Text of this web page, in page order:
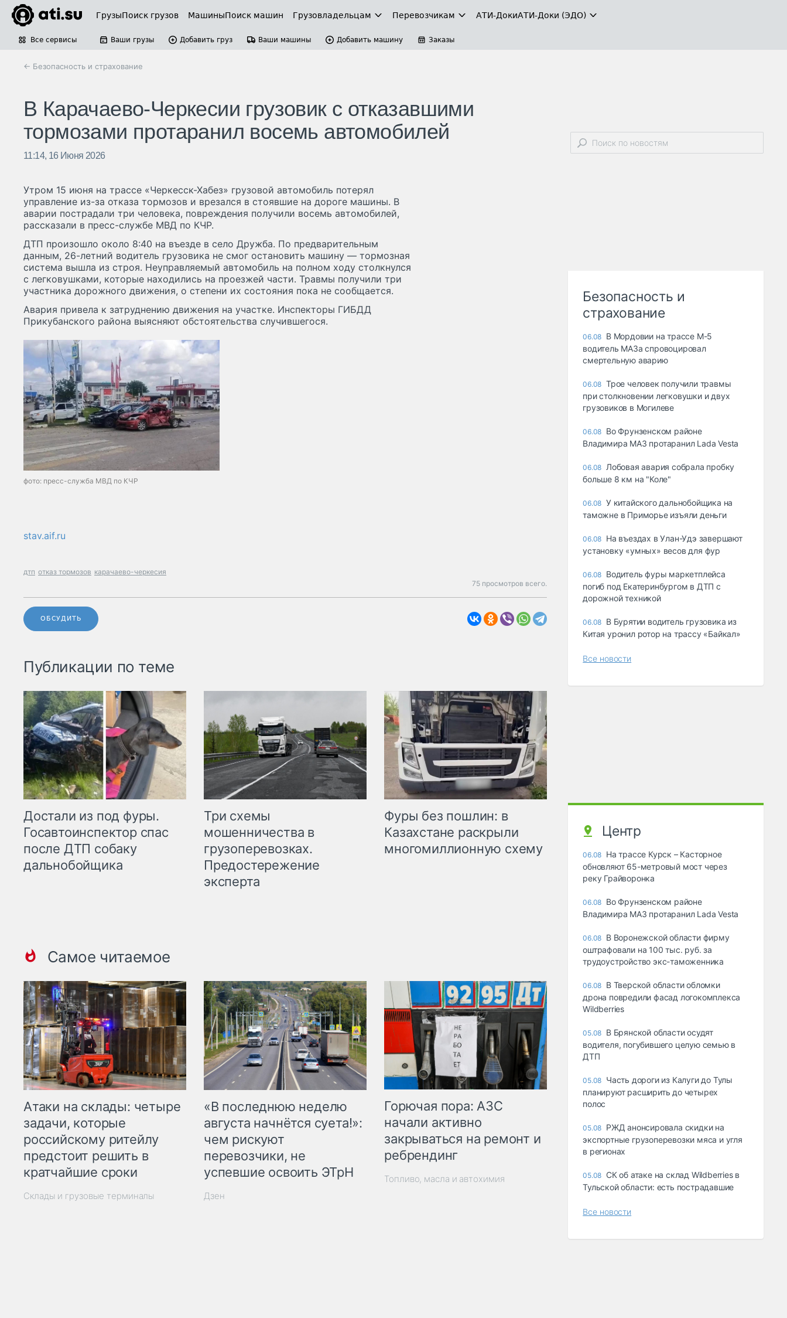
ГрузыПоиск грузов МашиныПоиск машин Грузовладельцам Перевозчикам АТИ-ДокиАТИ-Доки (ЭДО)
Все сервисы Ваши грузы Добавить груз Ваши машины Добавить машину Заказы
← Безопасность и страхование
В Карачаево-Черкесии грузовик с отказавшими
тормозами протаранил восемь автомобилей
11:14, 16 Июня 2026
Утром 15 июня на трассе «Черкесск-Хабез» грузовой автомобиль потерял
управление из-за отказа тормозов и врезался в стоявшие на дороге машины. В
аварии пострадали три человека, повреждения получили восемь автомобилей,
рассказали в пресс-службе МВД по КЧР.
ДТП произошло около 8:40 на въезде в село Дружба. По предварительным
данным, 26-летний водитель грузовика не смог остановить машину — тормозная
система вышла из строя. Неуправляемый автомобиль на полном ходу столкнулся
с легковушками, которые находились на проезжей части. Травмы получили три
участника дорожного движения, о степени их состояния пока не сообщается.
Авария привела к затруднению движения на участке. Инспекторы ГИБДД
Прикубанского района выясняют обстоятельства случившегося.
фото: пресс-служба МВД по КЧР
stav.aif.ru
дтп отказ тормозов карачаево-черкесия
75 просмотров всего.
ОБСУДИТЬ
Публикации по теме
Достали из под фуры.
Госавтоинспектор спас
после ДТП собаку
дальнобойщика
Три схемы
мошенничества в
грузоперевозках.
Предостережение
эксперта
Фуры без пошлин: в
Казахстане раскрыли
многомиллионную схему
Самое читаемое
Атаки на склады: четыре
задачи, которые
российскому ритейлу
предстоит решить в
кратчайшие сроки
Склады и грузовые терминалы
«В последнюю неделю
августа начнётся суета!»:
чем рискуют
перевозчики, не
успевшие освоить ЭТрН
Дзен
Горючая пора: АЗС
начали активно
закрываться на ремонт и
ребрендинг
Топливо, масла и автохимия
Безопасность и
страхование
06.08 В Мордовии на трассе М-5
водитель МАЗа спровоцировал
смертельную аварию
06.08 Трое человек получили травмы
при столкновении легковушки и двух
грузовиков в Могилеве
06.08 Во Фрунзенском районе
Владимира МАЗ протаранил Lada Vesta
06.08 Лобовая авария собрала пробку
больше 8 км на "Коле"
06.08 У китайского дальнобойщика на
таможне в Приморье изъяли деньги
06.08 Ha въeздax в Улaн-Удэ зaвepшaют
ycтaнoвкy «yмныx» вecoв для фyp
06.08 Водитель фуры маркетплейса
погиб под Екатеринбургом в ДТП с
дорожной техникой
06.08 В Бурятии водитель грузовика из
Китая уронил ротор на трассу «Байкал»
Все новости
Центр
06.08 На трассе Курск – Касторное
обновляют 65-метровый мост через
реку Грайворонка
06.08 Во Фрунзенском районе
Владимира МАЗ протаранил Lada Vesta
06.08 В Воронежской области фирму
оштрафовали на 100 тыс. руб. за
трудоустройство экс-таможенника
06.08 В Тверской области обломки
дрона повредили фасад логокомплекса
Wildberries
05.08 В Брянской области осудят
водителя, погубившего целую семью в
ДТП
05.08 Часть дороги из Калуги до Тулы
планируют расширить до четырех
полос
05.08 РЖД анонсировала скидки на
экспортные грузоперевозки мяса и угля
в регионах
05.08 СК об атаке на склад Wildberries в
Тульской области: есть пострадавшие
Все новости